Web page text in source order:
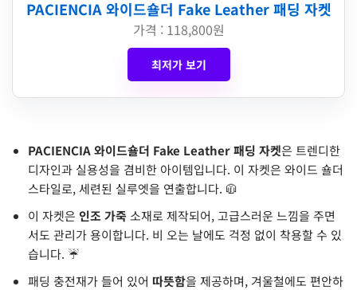
PACIENCIA 와이드숄더 Fake Leather 패딩 자켓
가격 : 118,800원
최저가 보기
PACIENCIA 와이드숄더 Fake Leather 패딩 자켓은 트렌디한
디자인과 실용성을 겸비한 아이템입니다. 이 자켓은 와이드 숄더
스타일로, 세련된 실루엣을 연출합니다. 🧥
이 자켓은 인조 가죽소재로 제작되어, 고급스러운 느낌을 주면
서도 관리가 용이합니다. 비 오는 날에도 걱정 없이 착용할 수 있
습니다. ☔️
패딩 충전재가 들어 있어 따뜻함을 제공하며, 겨울철에도 편안하